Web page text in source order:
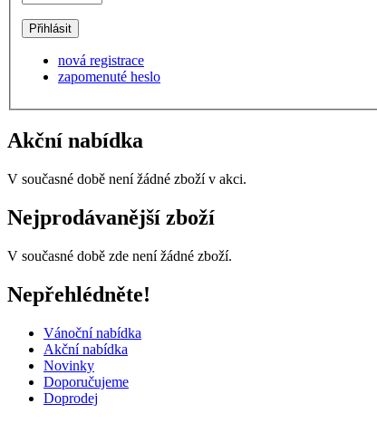
nová registrace
zapomenuté heslo
Akční nabídka
V současné době není žádné zboží v akci.
Nejprodávanější zboží
V současné době zde není žádné zboží.
Nepřehlédněte!
Vánoční nabídka
Akční nabídka
Novinky
Doporučujeme
Doprodej